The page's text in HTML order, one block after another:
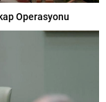
Operasyonu